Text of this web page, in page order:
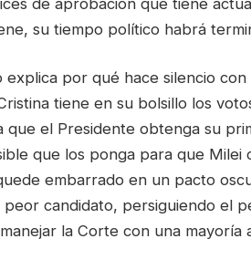
su tiempo político habrá
explica por qué hace silencio
tiene en su bolsillo los
que el Presidente obtenga su
que los ponga para que
embarrado en un pacto
peor candidato, persiguiendo el
la Corte con una mayoría